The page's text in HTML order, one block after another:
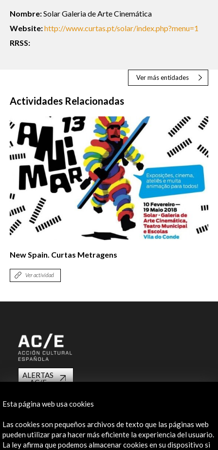
Nombre:Solar Galeria de Arte Cinemática
Website:http://www.curtas.pt/solar/index.php?menu=1
RRSS:
Ver más entidades
Actividades Relacionadas
New Spain. Curtas Metragens
Ver actividad
ALERTAS
AC/E
Contacta
info@accioncultural.es
+34 91 700 4000
Esta página web usa cookies
Las cookies son pequeños archivos de texto que las páginas web
pueden utilizar para hacer más eficiente la experiencia del usuario.
La ley afirma que podemos almacenar cookies en su dispositivo si